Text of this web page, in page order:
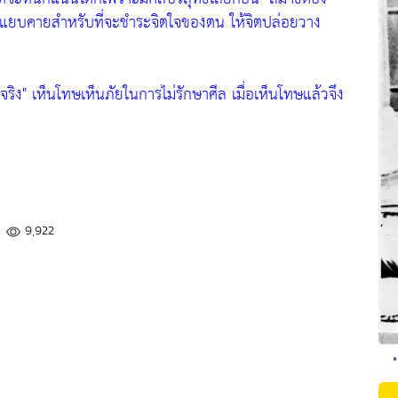
คายสำหรับที่จะชำระจิตใจของตน ให้จิตปล่อยวาง
ง" เห็นโทษเห็นภัยในการไม่รักษาศีล เมื่อเห็นโทษแล้วจึง
9,922